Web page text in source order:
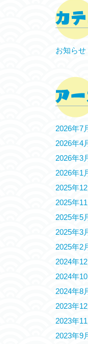
お知らせ
2026年7
2026年4
2026年3
2026年1
2025年12
2025年11
2025年5
2025年3
2025年2
2024年12
2024年10
2024年8
2023年12
2023年11
2023年9